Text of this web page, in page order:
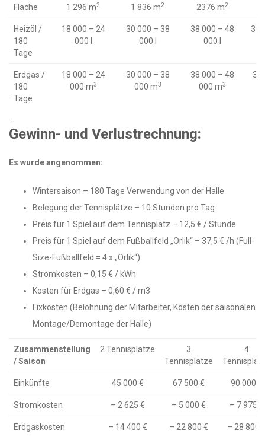
Fläche 1 296 m2 1 836 m2 2376 m2
Heizöl /
180
Tage
18 000 – 24
000 l
30 000 – 38
000 l
38 000 – 48
000 l
30
Erdgas /
180
Tage
18 000 – 24
000 m3
30 000 – 38
000 m3
38 000 – 48
000 m3
30
Gewinn- und Verlustrechnung:
Es wurde angenommen:
Wintersaison – 180 Tage Verwendung von der Halle
Belegung der Tennisplätze – 10 Stunden pro Tag
Preis für 1 Spiel auf dem Tennisplatz – 12,5 € / Stunde
Preis für 1 Spiel auf dem Fußballfeld „Orlik“ – 37,5 € /h (Full-
Size-Fußballfeld = 4 x „Orlik“)
Stromkosten – 0,15 € / kWh
Kosten für Erdgas – 0,60 € / m3
Fixkosten (Belohnung der Mitarbeiter, Kosten der saisonalen
Montage/Demontage der Halle)
Zusammenstellung
/ Saison
2 Tennisplätze
3
Tennisplätze
4
Einkünfte 45 000 € 67 500 € 90 000 €
Stromkosten – 2 625 € – 5 000 € – 7 975 €
Erdgaskosten – 14 400 € – 22 800 € – 28 800